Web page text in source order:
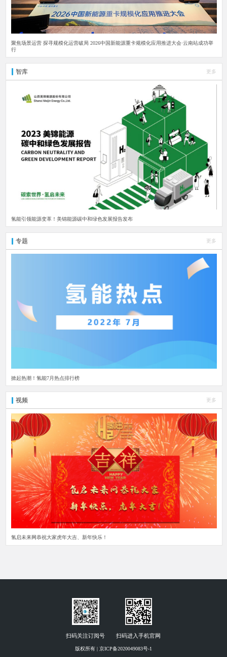
聚焦场景运营 探寻规模化运营破局 2026中国新能源重卡规模化应用推进大会·云南站成功举
行
智库 更多
氢能引领能源变革！美锦能源碳中和绿色发展报告发布
专题 更多
掀起热潮！氢能7月热点排行榜
视频 更多
氢启未来网恭祝大家虎年大吉、新年快乐！
扫码关注订阅号 扫码进入手机官网
版权所有 | 京ICP备2020049083号-1